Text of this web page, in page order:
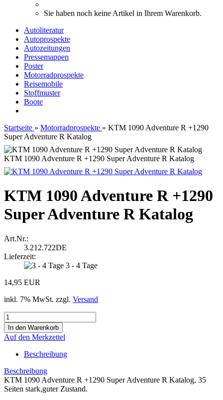
Sie haben noch keine Artikel in Ihrem Warenkorb.
Autoliteratur
Autoprospekte
Autozeitungen
Pressemappen
Poster
Motorradprospekte
Reisemobile
Stoffmuster
Boote
Startseite » Motorradprospekte » KTM 1090 Adventure R +1290
Super Adventure R Katalog
KTM 1090 Adventure R +1290 Super Adventure R Katalog
KTM 1090 Adventure R +1290
Super Adventure R Katalog
Art.Nr.:
3.212.722DE
Lieferzeit:
3 - 4 Tage
14,95 EUR
inkl. 7% MwSt. zzgl. Versand
Auf den Merkzettel
Beschreibung
Beschreibung
KTM 1090 Adventure R +1290 Super Adventure R Katalog, 35
Seiten stark,guter Zustand.